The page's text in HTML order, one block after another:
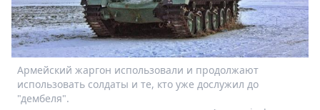
Армейский жаргон использовали и продолжают
использовать солдаты и те, кто уже дослужил до
"дембеля".